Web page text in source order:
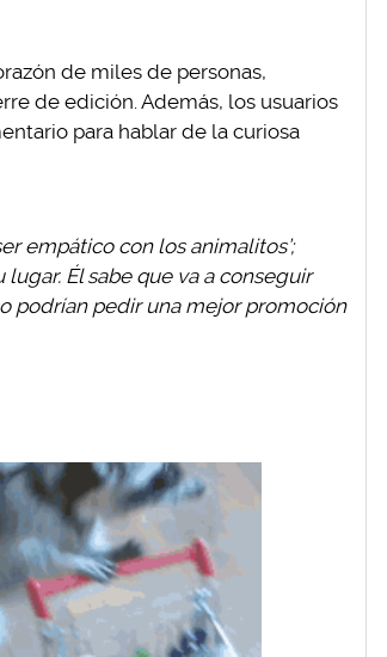
de miles de personas,
de edición. Además, los usuarios
para hablar de la curiosa
empático con los animalitos’;
lugar. Él sabe que va a conseguir
podrían pedir una mejor promoción